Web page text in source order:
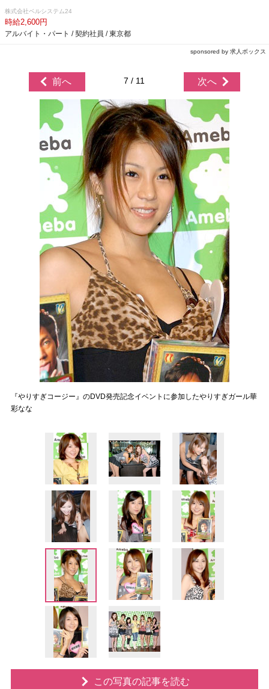
株式会社ベルシステム24
時給2,600円
アルバイト・パート / 契約社員 / 東京都
sponsored by 求人ボックス
前へ 7 / 11 次へ
『やりすぎコージー』のDVD発売記念イベントに参加したやりすぎガール華
彩なな
この写真の記事を読む